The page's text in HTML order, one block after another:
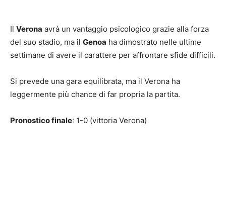
Il Verona avrà un vantaggio psicologico grazie alla forza
del suo stadio, ma il Genoa ha dimostrato nelle ultime
settimane di avere il carattere per affrontare sfide difficili.
Si prevede una gara equilibrata, ma il Verona ha
leggermente più chance di far propria la partita.
Pronostico finale: 1-0 (vittoria Verona)